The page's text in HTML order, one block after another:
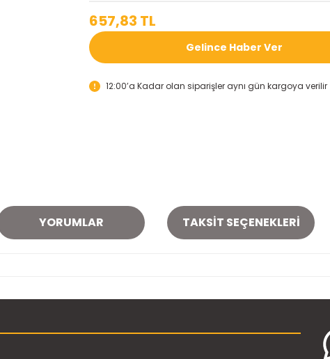
657,83 TL
Gelince Haber Ver
12:00’a Kadar olan siparişler aynı gün kargoya verilir
YORUMLAR TAKSIT SEÇENEKLERI
Bu ürüne ilk yorumu siz yapın!